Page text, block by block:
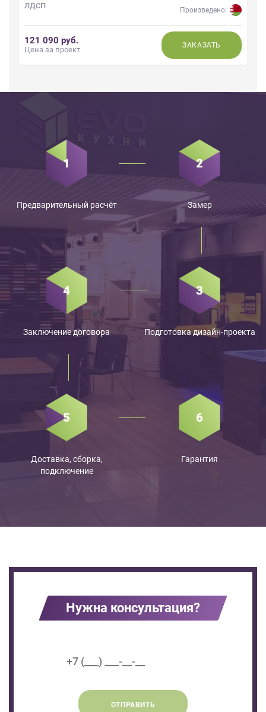
ЛДСП Произведено:
121 090 руб.
Цена за проект ЗАКАЗАТЬ
Предварительный расчёт Замер
Подготовка дизайн-проекта
Заключение договора
Доставка, сборка,
подключение
Гарантия
Нужна консультация?
ОТПРАВИТЬ